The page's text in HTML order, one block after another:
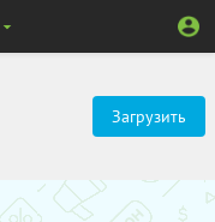
Загрузить